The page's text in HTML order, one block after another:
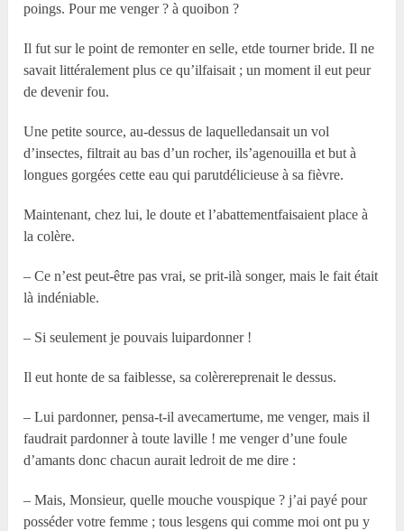
poings. Pour me venger ? à quoibon ?
Il fut sur le point de remonter en selle, etde tourner bride. Il ne
savait littéralement plus ce qu’ilfaisait ; un moment il eut peur
de devenir fou.
Une petite source, au-dessus de laquelledansait un vol
d’insectes, filtrait au bas d’un rocher, ils’agenouilla et but à
longues gorgées cette eau qui parutdélicieuse à sa fièvre.
Maintenant, chez lui, le doute et l’abattementfaisaient place à
la colère.
– Ce n’est peut-être pas vrai, se prit-ilà songer, mais le fait était
là indéniable.
– Si seulement je pouvais luipardonner !
Il eut honte de sa faiblesse, sa colèrereprenait le dessus.
– Lui pardonner, pensa-t-il avecamertume, me venger, mais il
faudrait pardonner à toute laville ! me venger d’une foule
d’amants donc chacun aurait ledroit de me dire :
– Mais, Monsieur, quelle mouche vouspique ? j’ai payé pour
posséder votre femme ; tous lesgens qui comme moi ont pu y